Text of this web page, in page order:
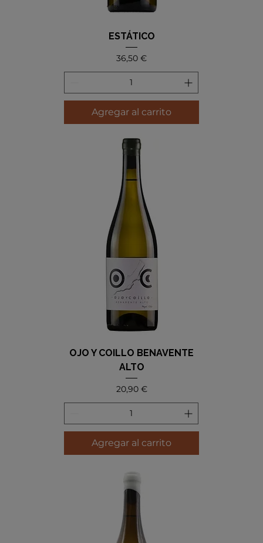
ESTÁTICO
Precio
36,50 €
Agregar al carrito
OJO Y COILLO BENAVENTE
ALTO
Precio
20,90 €
Agregar al carrito